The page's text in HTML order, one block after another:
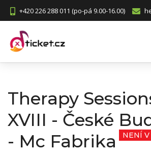
+420 226 288 011 (po-pá 9.00-16.00)
Therapy
XVIII - České
- Mc Fabrika
NENÍ